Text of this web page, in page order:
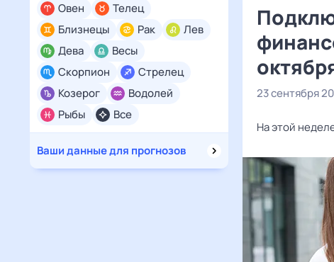
Все
Овен
Телец
Близнецы
Рак
Лев
Дева
Весы
Скорпион
Стрелец
Козерог
Водолей
Рыбы
Ваши данные для прогнозов
23 сентября
На этой